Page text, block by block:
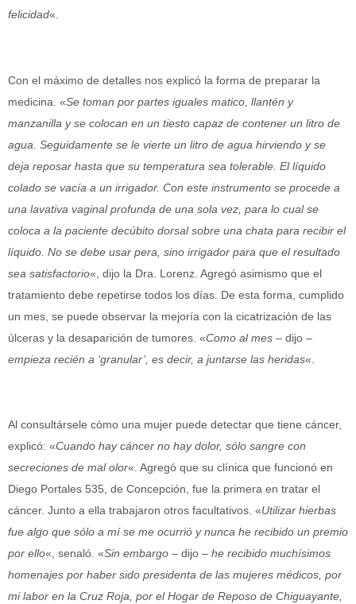
felicidad«.
Con el máximo de detalles nos explicó la forma de preparar la
medicina. «Se toman por partes iguales matico, llantén y
manzanilla y se colocan en un tiesto capaz de contener un litro de
agua. Seguidamente se le vierte un litro de agua hirviendo y se
deja reposar hasta que su temperatura sea tolerable. El líquido
colado se vacía a un irrigador. Con este instrumento se procede a
una lavativa vaginal profunda de una sola vez, para lo cual se
coloca a la paciente decúbito dorsal sobre una chata para recibir el
líquido. No se debe usar pera, sino irrigador para que el resultado
sea satisfactorio«, dijo la Dra. Lorenz. Agregó asimismo que el
tratamiento debe repetirse todos los días. De esta forma, cumplido
un mes, se puede observar la mejoría con la cicatrización de las
úlceras y la desaparición de tumores. «Como al mes – dijo –
empieza recién a ‘granular’, es decir, a juntarse las heridas«.
Al consultársele cómo una mujer puede detectar que tiene cáncer,
explicó: «Cuando hay cáncer no hay dolor, sólo sangre con
secreciones de mal olor«. Agregó que su clínica que funcionó en
Diego Portales 535, de Concepción, fue la primera en tratar el
cáncer. Junto a ella trabajaron otros facultativos. «Utilizar hierbas
fue algo que sólo a mí se me ocurrió y nunca he recibido un premio
por ello«, senaló. «Sin embargo – dijo – he recibido muchísimos
homenajes por haber sido presidenta de las mujeres médicos, por
mi labor en la Cruz Roja, por el Hogar de Reposo de Chiguayante,